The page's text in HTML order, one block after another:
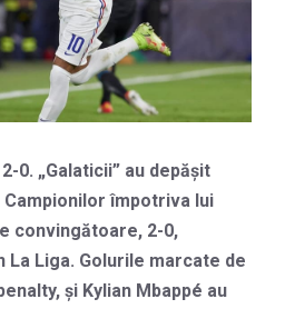
0. „Galaticii” au depășit
împotriva lui
convingătoare, 2-0,
Liga. Golurile marcate de
și Kylian Mbappé au